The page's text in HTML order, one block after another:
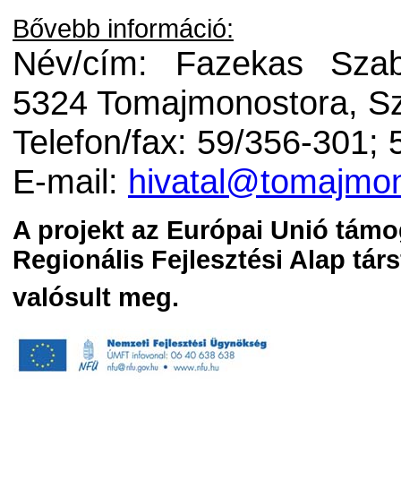
Bővebb információ:
Név/cím: Fazekas
5324 Tomajmonostora,
Telefon/fax: 59/356-301;
E-mail:
A projekt az Európai Unió
Regionális Fejlesztési Alap
valósult meg.